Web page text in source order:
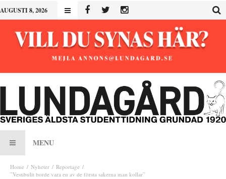
AUGUSTI 8, 2026
MENU
Home Nyheter
Reportage
”Vestibulit borde vara en av de första sakerna man kollar”